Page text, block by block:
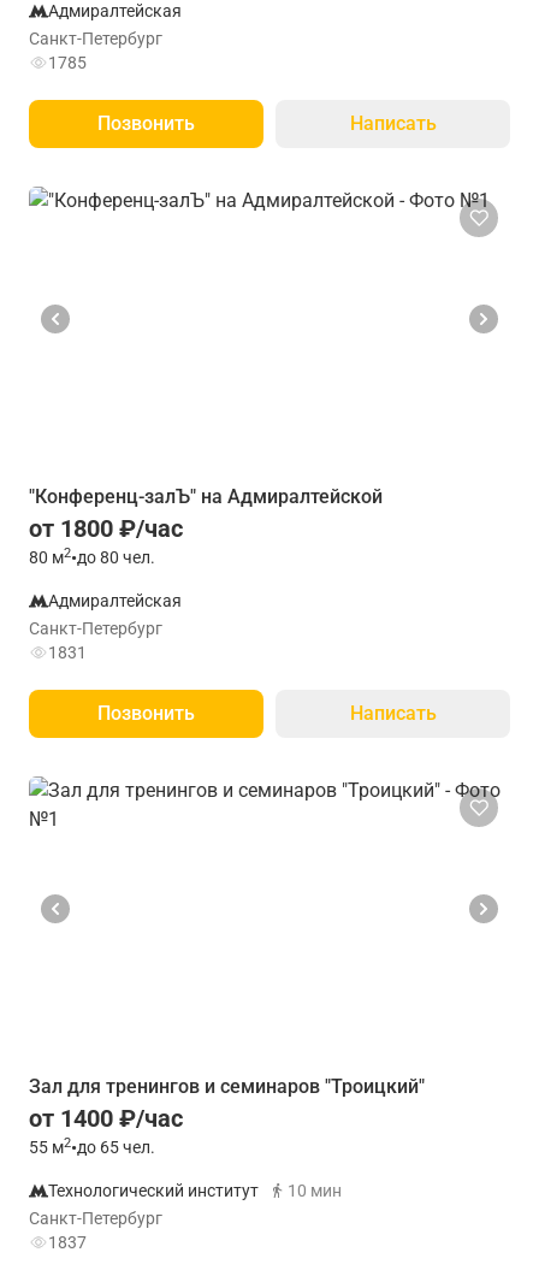
Адмиралтейская
Санкт-Петербург
1785
Позвонить Написать
"Конференц-залЪ" на Адмиралтейской
от 1800 ₽/час
80 м2•до 80 чел.
Адмиралтейская
Санкт-Петербург
1831
Позвонить Написать
Зал для тренингов и семинаров "Троицкий"
от 1400 ₽/час
55 м2•до 65 чел.
Технологический институт
10 мин
Санкт-Петербург
1837